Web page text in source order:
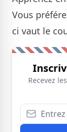
Vous
ci vaut le
Recevez